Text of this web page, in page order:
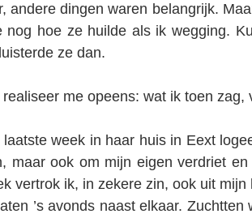
andere dingen waren belangrijk.
nog hoe ze huilde als ik wegging.
ze dan.
realiseer me opeens: wat ik toen zag,
laatste week in haar huis in Eext
maar ook om mijn eigen verdriet
vertrok ik, in zekere zin, ook uit
’s avonds naast elkaar.